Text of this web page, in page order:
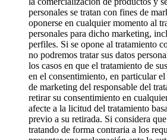
personales se tratan con fines de
oponerse en cualquier momento al
personales para dicho marketing,
perfiles. Si se opone al tratamiento
no podremos tratar sus datos
los casos en que el tratamiento de
en el consentimiento, en particular
de marketing del responsable del
retirar su consentimiento en
afecte a la licitud del tratamiento
previo a su retirada. Si considera que
tratando de forma contraria a los